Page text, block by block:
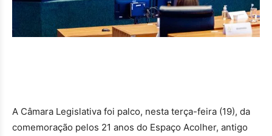
A Câmara Legislativa foi palco, nesta terça-feira (19), da
comemoração pelos 21 anos do Espaço Acolher, antigo